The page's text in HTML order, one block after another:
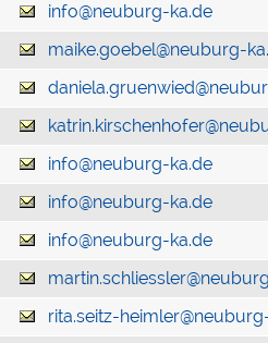
info@neuburg-ka.de
maike.goebel@neuburg-
info@neuburg-ka.de
info@neuburg-ka.de
info@neuburg-ka.de
rita.seitz-